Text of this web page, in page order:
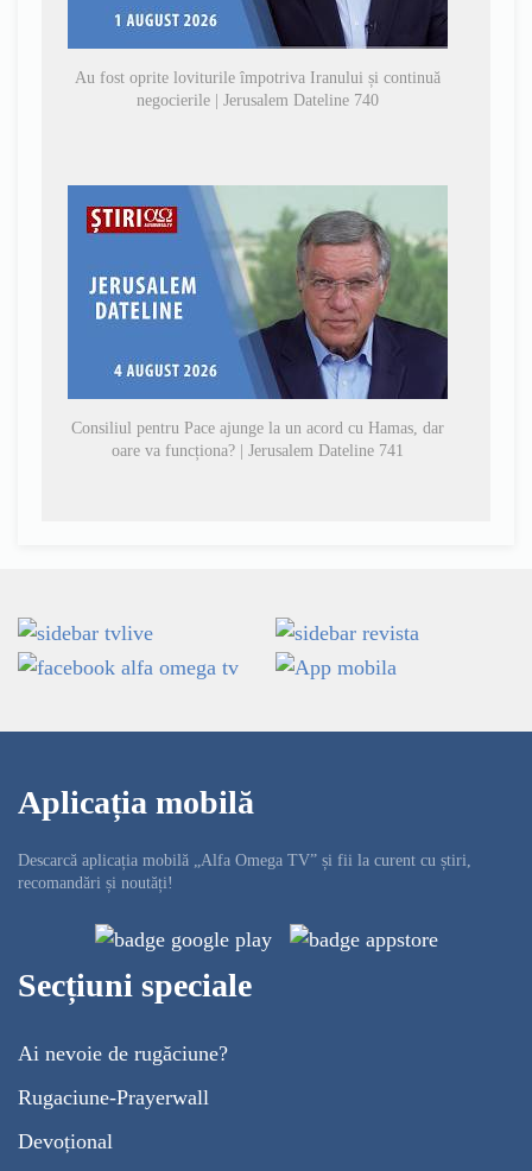
Au fost oprite loviturile împotriva Iranului și continuă
negocierile | Jerusalem Dateline 740
Consiliul pentru Pace ajunge la un acord cu Hamas, dar
oare va funcționa? | Jerusalem Dateline 741
Aplicația mobilă
Descarcă aplicația mobilă „Alfa Omega TV” și fii la curent cu știri,
recomandări și noutăți!
Secțiuni speciale
Ai nevoie de rugăciune?
Rugaciune-Prayerwall
Devoțional